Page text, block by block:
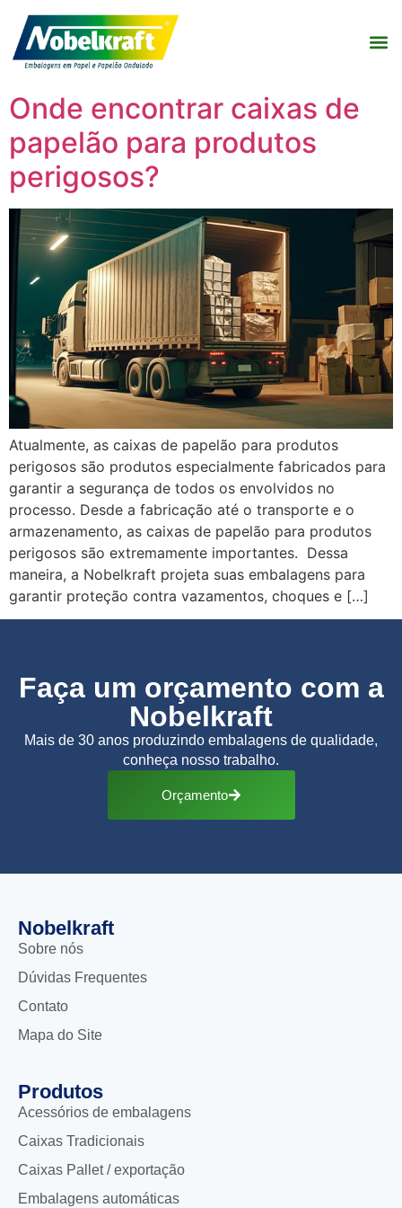
Onde encontrar caixas de
papelão para produtos
perigosos?
Atualmente, as caixas de papelão para produtos
perigosos são produtos especialmente fabricados para
garantir a segurança de todos os envolvidos no
processo. Desde a fabricação até o transporte e o
armazenamento, as caixas de papelão para produtos
perigosos são extremamente importantes. Dessa
maneira, a Nobelkraft projeta suas embalagens para
garantir proteção contra vazamentos, choques e […]
Faça um orçamento com a
Nobelkraft
Mais de 30 anos produzindo embalagens de qualidade,
conheça nosso trabalho.
Orçamento
Nobelkraft
Sobre nós
Dúvidas Frequentes
Contato
Mapa do Site
Produtos
Acessórios de embalagens
Caixas Tradicionais
Caixas Pallet / exportação
Embalagens automáticas